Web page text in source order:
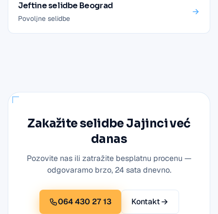
Jeftine selidbe Beograd
Povoljne selidbe
Zakažiteselidbe Jajinciveć
danas
Pozovite nas ili zatražite besplatnu procenu —
odgovaramo brzo, 24 sata dnevno.
064 430 27 13 Kontakt